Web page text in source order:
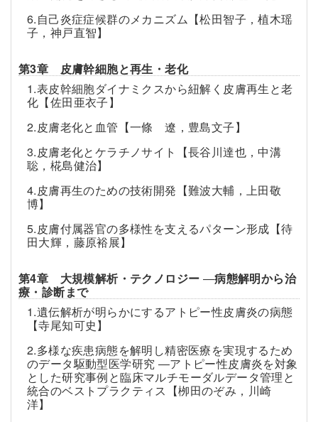
6.自己炎症症候群のメカニズム【松田智子，植木瑶
子，神戸直智】
第3章 皮膚幹細胞と再生・老化
1.表皮幹細胞ダイナミクスから紐解く皮膚再生と老
化【佐田亜衣子】
2.皮膚老化と血管【一條 遼，豊島文子】
3.皮膚老化とケラチノサイト【長谷川達也，中溝
聡，椛島健治】
4.皮膚再生のための技術開発【難波大輔，上田敬
博】
5.皮膚付属器官の多様性を支えるパターン形成【待
田大輝，藤原裕展】
第4章 大規模解析・テクノロジー ―病態解明から治
療・診断まで
1.遺伝解析が明らかにするアトピー性皮膚炎の病態
【寺尾知可史】
2.多様な疾患病態を解明し精密医療を実現するため
のデータ駆動型医学研究 ―アトピー性皮膚炎を対象
とした研究事例と臨床マルチモーダルデータ管理と
統合のベストプラクティス【栁田のぞみ，川崎
洋】